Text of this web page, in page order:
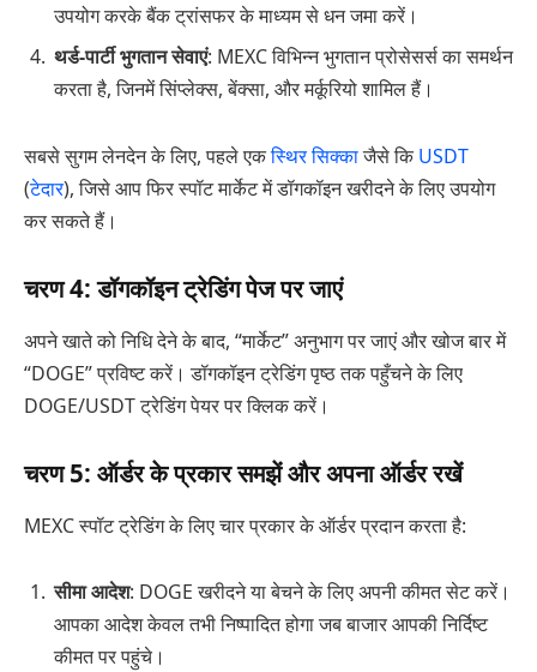
उपयोग करके बैंक ट्रांसफर के माध्यम से धन जमा करें।
थर्ड-पार्टी भुगतान सेवाएं: MEXC विभिन्न भुगतान प्रोसेसर्स का समर्थन
करता है, जिनमें सिंप्लेक्स, बेंक्सा, और मर्कूरियो शामिल हैं।
सबसे सुगम लेनदेन के लिए, पहले एकस्थिर सिक्काजैसे किUSDT
(टेदार), जिसे आप फिर स्पॉट मार्केट में डॉगकॉइन खरीदने के लिए उपयोग
कर सकते हैं।
चरण 4: डॉगकॉइन ट्रेडिंग पेज पर जाएं
अपने खाते को निधि देने के बाद, “मार्केट” अनुभाग पर जाएं और खोज बार में
“DOGE” प्रविष्ट करें। डॉगकॉइन ट्रेडिंग पृष्ठ तक पहुँचने के लिए
DOGE/USDT ट्रेडिंग पेयर पर क्लिक करें।
चरण 5: ऑर्डर के प्रकार समझें और अपना ऑर्डर रखें
MEXC स्पॉट ट्रेडिंग के लिए चार प्रकार के ऑर्डर प्रदान करता है:
सीमा आदेश: DOGE खरीदने या बेचने के लिए अपनी कीमत सेट करें।
आपका आदेश केवल तभी निष्पादित होगा जब बाजार आपकी निर्दिष्ट
कीमत पर पहुंचे।